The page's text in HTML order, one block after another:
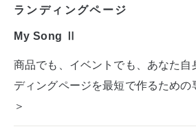
ランディングページ
My Song Ⅱ
商品でも、イベントでも、あなた
ディングページを最短で作るための
＞